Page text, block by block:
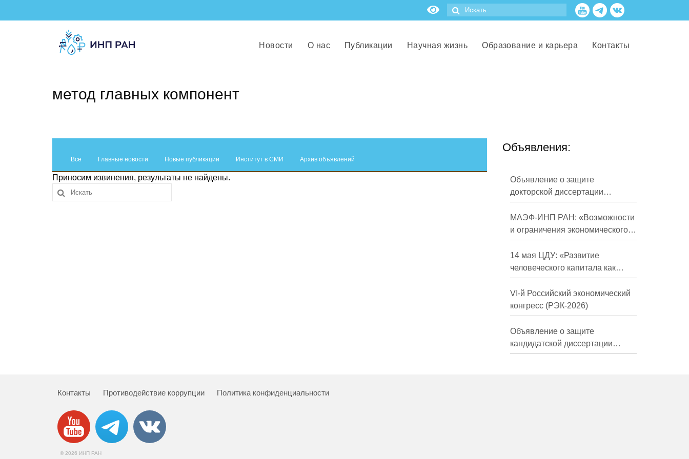
Новости О нас Публикации Научная жизнь Образование и карьера Контакты
метод главных компонент
Все Главные новости Новые публикации Институт в СМИ Архив объявлений
Приносим извинения, результаты не найдены.
Объявления:
Объявление о защите
докторской диссертации
Кузнецова Михаила
Евгеньевича
МАЭФ-ИНП РАН: «Возможности
и ограничения экономического
развития России в средне- и
долгосрочной перспективе»
14 мая ЦДУ: «Развитие
человеческого капитала как
фактор экономического роста»
VI-й Российский экономический
конгресс (РЭК-2026)
Объявление о защите
кандидатской диссертации
Трындиной Николь Сергеевны
Контакты Противодействие коррупции Политика конфиденциальности
© 2026 ИНП РАН